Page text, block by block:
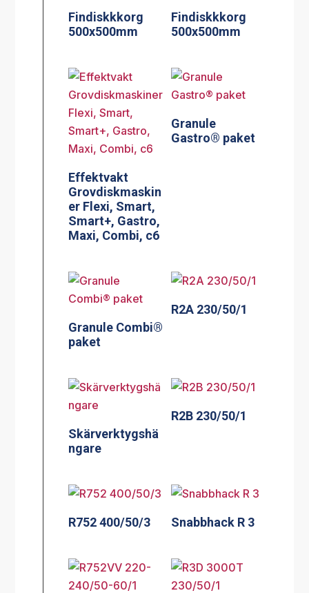
Findiskkkorg
500x500mm
Findiskkkorg
500x500mm
Effektvakt
Grovdiskmaskin
er Flexi, Smart,
Smart+, Gastro,
Maxi, Combi, c6
Granule
Gastro® paket
Granule Combi®
paket
R2A 230/50/1
Skärverktygshä
ngare
R2B 230/50/1
R752 400/50/3 Snabbhack R 3